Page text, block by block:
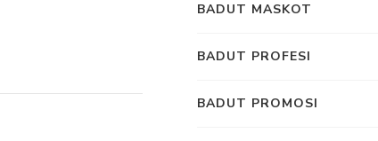
BADUT MASKOT
BADUT PROFESI
BADUT PROMOSI